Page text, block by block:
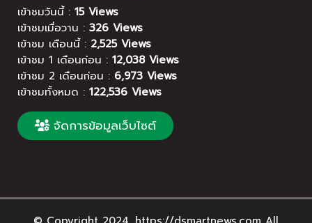
เข้าชมวันนี้ : 15 Views
เข้าชมเมื่อวาน : 326 Views
เข้าชม เดือนนี้ : 2,525 Views
เข้าชม 1 เดือนก่อน : 12,038 Views
เข้าชม 2 เดือนก่อน : 6,973 Views
เข้าชมทั้งหมด : 122,536 Views
จัดการข้อมูลเว็บไซต์